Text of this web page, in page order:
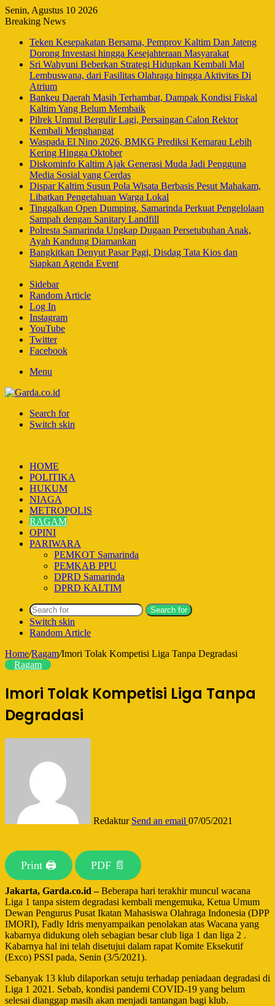
Senin, Agustus 10 2026
Breaking News
Teken Kesepakatan Bersama, Pemprov Kaltim Dan Jateng
Dorong Investasi hingga Kesejahteraan Masyarakat
Sri Wahyuni Beberkan Strategi Hidupkan Kembali Mal
Lembuswana, dari Fasilitas Olahraga hingga Aktivitas Di
Atrium
Bankeu Daerah Masih Terhambat, Dampak Kondisi Fiskal
Kaltim Yang Belum Membaik
Pilrek Unmul Bergulir Lagi, Persaingan Calon Rektor
Kembali Menghangat
Waspada El Nino 2026, BMKG Prediksi Kemarau Lebih
Kering Hingga Oktober
Diskominfo Kaltim Ajak Generasi Muda Jadi Pengguna
Media Sosial yang Cerdas
Dispar Kaltim Susun Pola Wisata Berbasis Pesut Mahakam,
Libatkan Pengetahuan Warga Lokal
Tinggalkan Open Dumping, Samarinda Perkuat Pengelolaan
Sampah dengan Sanitary Landfill
Polresta Samarinda Ungkap Dugaan Persetubuhan Anak,
Ayah Kandung Diamankan
Bangkitkan Denyut Pasar Pagi, Disdag Tata Kios dan
Siapkan Agenda Event
Sidebar
Random Article
Log In
Instagram
YouTube
Twitter
Facebook
Menu
Search for
Switch skin
HOME
POLITIKA
HUKUM
NIAGA
METROPOLIS
RAGAM
OPINI
PARIWARA
PEMKOT Samarinda
PEMKAB PPU
DPRD Samarinda
DPRD KALTIM
Search for
Switch skin
Random Article
Home/Ragam/Imori Tolak Kompetisi Liga Tanpa Degradasi
Ragam
Imori Tolak Kompetisi Liga Tanpa
Degradasi
Redaktur Send an email 07/05/2021
Print 🖨 PDF 📄
Jakarta, Garda.co.id –Beberapa hari terakhir muncul wacana
Liga 1 tanpa sistem degradasi kembali mengemuka, Ketua Umum
Dewan Pengurus Pusat Ikatan Mahasiswa Olahraga Indonesia (DPP
IMORI), Fadly Idris menyampaikan penolakan atas Wacana yang
kabarnya didukung oleh sebagian besar club liga 1 dan liga 2 .
Kabarnya hal ini telah disetujui dalam rapat Komite Eksekutif
(Exco) PSSI pada, Senin (3/5/2021).
Sebanyak 13 klub dilaporkan setuju terhadap peniadaan degradasi di
Liga 1 2021. Sebab, kondisi pandemi COVID-19 yang belum
selesai dianggap masih akan menjadi tantangan bagi klub.